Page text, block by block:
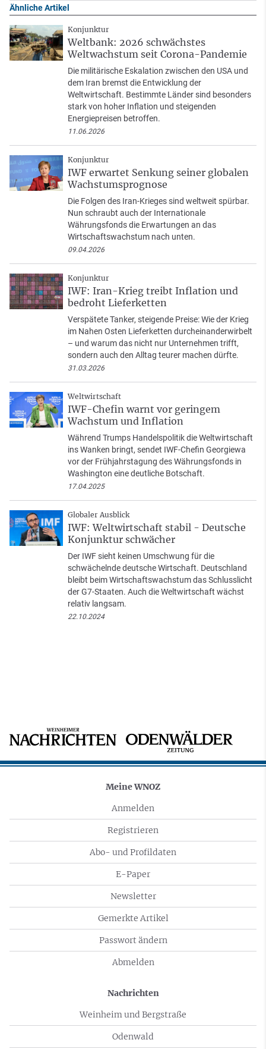
Ähnliche Artikel
Konjunktur
Weltbank: 2026 schwächstes
Weltwachstum seit Corona-Pandemie
Die militärische Eskalation zwischen den USA und
dem Iran bremst die Entwicklung der
Weltwirtschaft. Bestimmte Länder sind besonders
stark von hoher Inflation und steigenden
Energiepreisen betroffen.
11.06.2026
Konjunktur
IWF erwartet Senkung seiner globalen
Wachstumsprognose
Die Folgen des Iran-Krieges sind weltweit spürbar.
Nun schraubt auch der Internationale
Währungsfonds die Erwartungen an das
Wirtschaftswachstum nach unten.
09.04.2026
Konjunktur
IWF: Iran-Krieg treibt Inflation und
bedroht Lieferketten
Verspätete Tanker, steigende Preise: Wie der Krieg
im Nahen Osten Lieferketten durcheinanderwirbelt
– und warum das nicht nur Unternehmen trifft,
sondern auch den Alltag teurer machen dürfte.
31.03.2026
Weltwirtschaft
IWF-Chefin warnt vor geringem
Wachstum und Inflation
Während Trumps Handelspolitik die Weltwirtschaft
ins Wanken bringt, sendet IWF-Chefin Georgiewa
vor der Frühjahrstagung des Währungsfonds in
Washington eine deutliche Botschaft.
17.04.2025
Globaler Ausblick
IWF: Weltwirtschaft stabil - Deutsche
Konjunktur schwächer
Der IWF sieht keinen Umschwung für die
schwächelnde deutsche Wirtschaft. Deutschland
bleibt beim Wirtschaftswachstum das Schlusslicht
der G7-Staaten. Auch die Weltwirtschaft wächst
relativ langsam.
22.10.2024
Meine WNOZ
Anmelden
Registrieren
Abo- und Profildaten
E-Paper
Newsletter
Gemerkte Artikel
Passwort ändern
Abmelden
Nachrichten
Weinheim und Bergstraße
Odenwald